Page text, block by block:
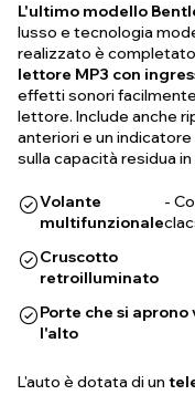
L'ultimo modello
lusso e tecnologia
realizzato è
lettore MP3 con
effetti sonori
lettore. Include anche
anteriori e un
sulla capacità residua
Volante
multifunzionale
-
Cruscotto
retroilluminato
Porte che si aprono
l'alto
L'auto è dotata di un